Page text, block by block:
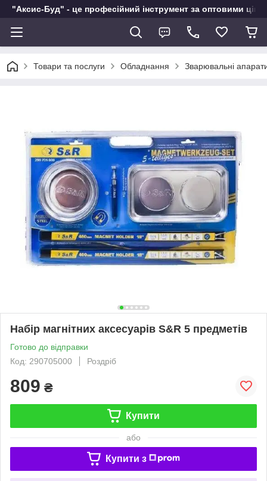
"Аксис-Буд" - це професійний інструмент за оптовими
Товари та послуги Обладнання Зварювальні
Набір магнітних аксесуарів S&R 5 предметів
Готово до відправки
Код: 290705000
Роздріб
809 ₴
Купити
або
Купити з